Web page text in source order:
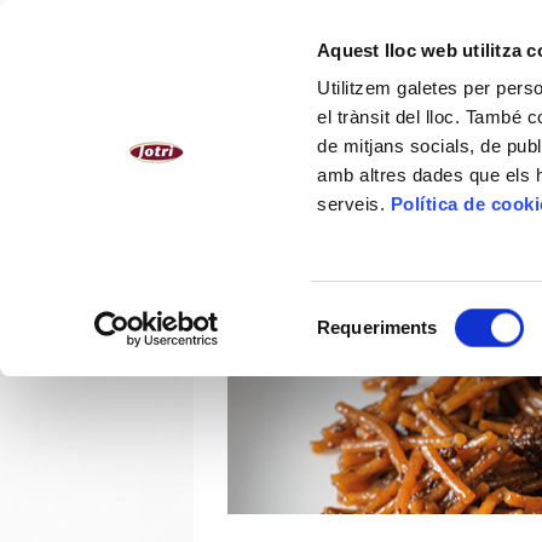
Aquest lloc web utilitza
Utilitzem galetes per
el trànsit del lloc. També
de mitjans socials, de
amb altres dades que els
serveis. Política de
Requeriments
NOSALTRES PLATS CUINATS